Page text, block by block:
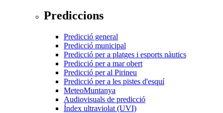
Prediccions
Predicció general
Predicció municipal
Predicció per a platges i esports nàutics
Predicció per a mar obert
Predicció per al Pirineu
Predicció per a les pistes d'esquí
MeteoMuntanya
Audiovisuals de predicció
Índex ultraviolat (UVI)